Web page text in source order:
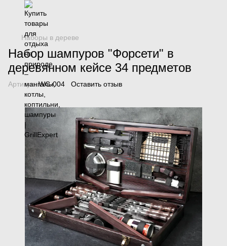
Наборы в дереве
Набор шампуров "Форсети" в
деревянном кейсе 34 предметов
Артикул:WC-004 Оставить отзыв